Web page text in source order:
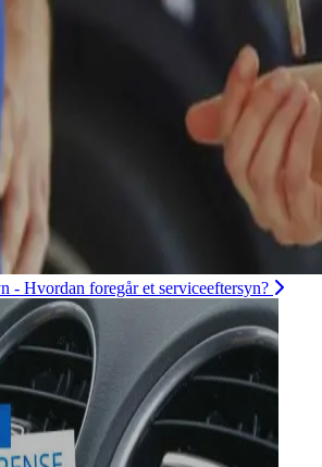
- Hvordan foregår et serviceeftersyn?